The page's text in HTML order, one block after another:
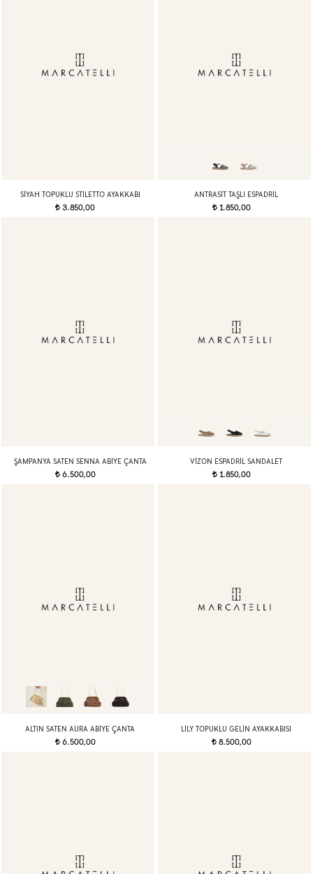
SIYAH TOPUKLU STILETTO AYAKKABI
t 3.850,00
ANTRASIT TAŞLI ESPADRIL
t1.850,00
ŞAMPANYA SATEN SENNA ABIYE ÇANTA
t6.500,00
VIZON ESPADRIL SANDALET
t1.850,00
ALTIN SATEN AURA ABIYE ÇANTA
t6.500,00
LILY TOPUKLU GELIN AYAKKABISI
t8.500,00